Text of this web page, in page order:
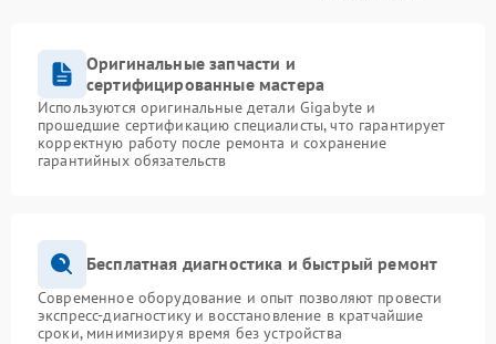
Оригинальные запчасти и
сертифицированные мастера
Используются оригинальные детали Gigabyte и
прошедшие сертификацию специалисты, что гарантирует
корректную работу после ремонта и сохранение
гарантийных обязательств
Бесплатная диагностика и быстрый ремонт
Современное оборудование и опыт позволяют провести
экспресс-диагностику и восстановление в кратчайшие
сроки, минимизируя время без устройства